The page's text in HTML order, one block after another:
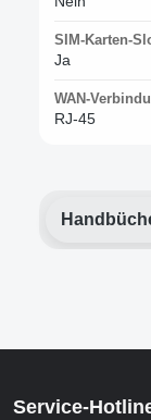
SIM-Karten-
Ja
WAN-
RJ-45
Service-